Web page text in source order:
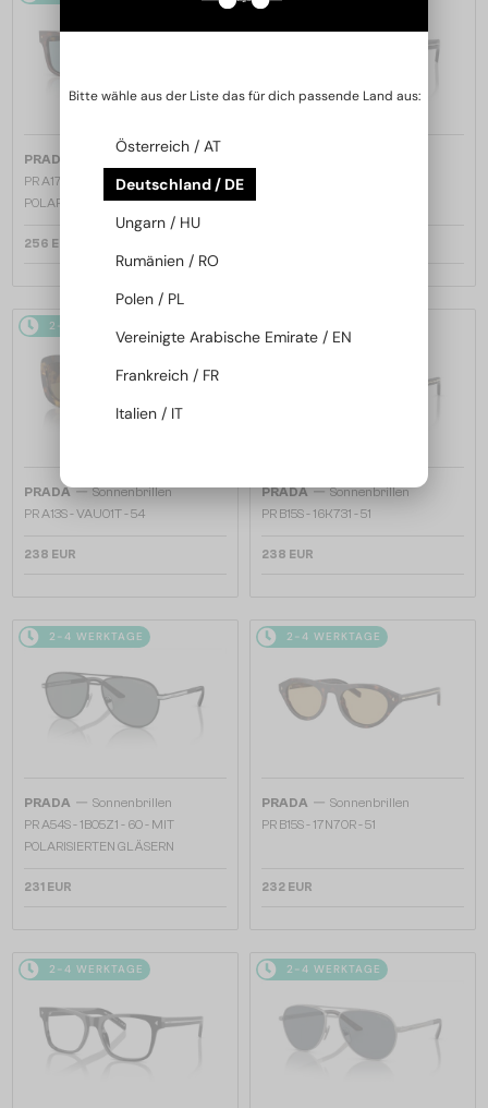
PRADA
PR A17S - 15W04D - 54 - MIT
POLARISIERTEN GLÄSERN
256 EUR
2-4 WERKTAGE
PRADA—Sonnenbrillen
PR A13S - VAU01T - 54
238 EUR
PRADA—Sonnenbrillen
PR B15S - 16K731 - 51
238 EUR
2-4 WERKTAGE
PRADA — Sonnenbrillen
PR A54S - 1BO5Z1 - 60 - MIT
POLARISIERTEN GLÄSERN
231 EUR
2-4 WERKTAGE
PRADA — Sonnenbrillen
PR B15S - 17N70R - 51
232 EUR
2-4 WERKTAGE 2-4 WERKTAGE
Bitte wähle aus der Liste das für dich passende Land aus:
Österreich / AT
Deutschland / DE
Ungarn / HU
Rumänien / RO
Polen / PL
Vereinigte Arabische Emirate / EN
Frankreich / FR
Italien / IT